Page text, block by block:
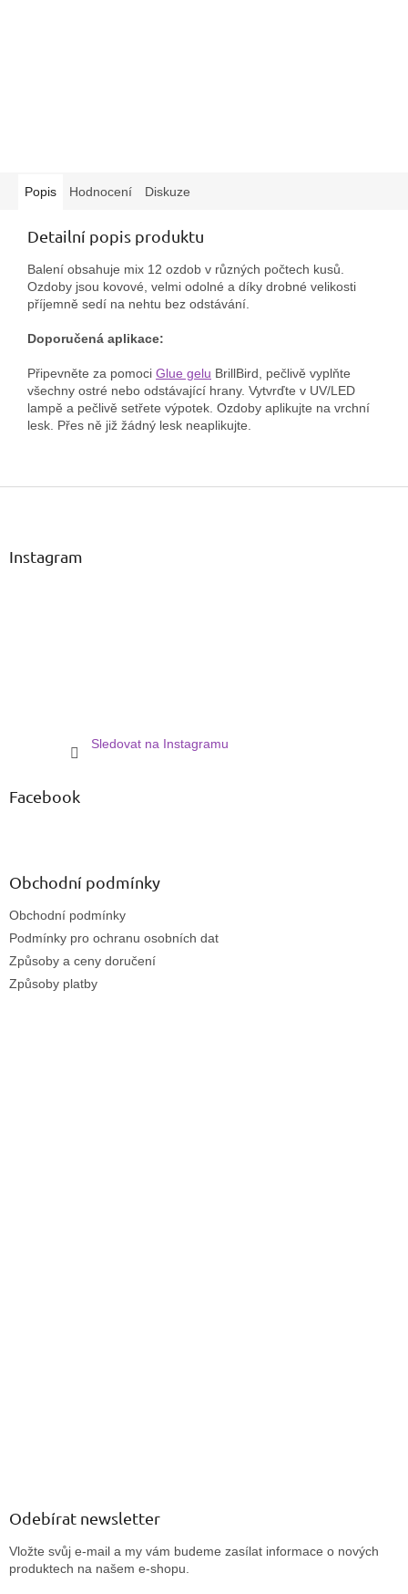
Popis Hodnocení Diskuze
Detailní popis produktu
Balení obsahuje mix 12 ozdob v různých počtech kusů.
Ozdoby jsou kovové, velmi odolné a díky drobné velikosti
příjemně sedí na nehtu bez odstávání.
Doporučená aplikace:
Připevněte za pomoci Glue gelu BrillBird, pečlivě vyplňte
všechny ostré nebo odstávající hrany. Vytvrďte v UV/LED
lampě a pečlivě setřete výpotek. Ozdoby aplikujte na vrchní
lesk. Přes ně již žádný lesk neaplikujte.
Z
Instagram
Sledovat na Instagramu
Facebook
Obchodní podmínky
Obchodní podmínky
Podmínky pro ochranu osobních dat
Způsoby a ceny doručení
Způsoby platby
Odebírat newsletter
Vložte svůj e-mail a my vám budeme zasílat informace o nových
produktech na našem e-shopu.